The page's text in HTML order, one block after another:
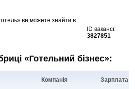
ви можете знайти в
ID вакансї:
3827851
«Готельний бізнес»:
Компанія Зарплата